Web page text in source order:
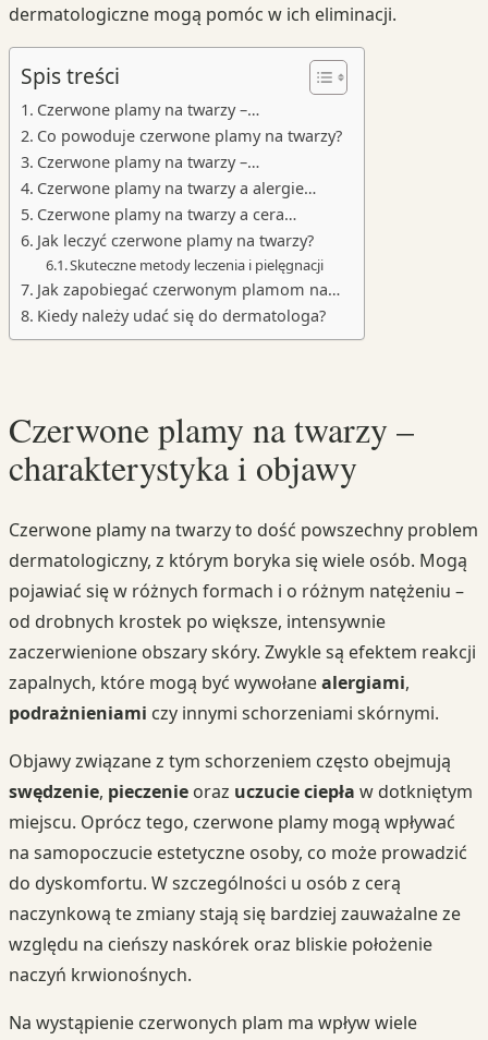
dermatologiczne mogą pomóc w ich eliminacji.
Spis treści
Czerwone plamy na twarzy –…
Co powoduje czerwone plamy na twarzy?
Czerwone plamy na twarzy –…
Czerwone plamy na twarzy a alergie…
Czerwone plamy na twarzy a cera…
Jak leczyć czerwone plamy na twarzy?
Skuteczne metody leczenia i pielęgnacji
Jak zapobiegać czerwonym plamom na…
Kiedy należy udać się do dermatologa?
Czerwone plamy na twarzy –
charakterystyka i objawy
Czerwone plamy na twarzy to dość powszechny problem
dermatologiczny, z którym boryka się wiele osób. Mogą
pojawiać się w różnych formach i o różnym natężeniu –
od drobnych krostek po większe, intensywnie
zaczerwienione obszary skóry. Zwykle są efektem reakcji
zapalnych, które mogą być wywołanealergiami,
podrażnieniami czy innymi schorzeniami skórnymi.
Objawy związane z tym schorzeniem często obejmują
swędzenie, pieczenie oraz uczucie ciepła w dotkniętym
miejscu. Oprócz tego, czerwone plamy mogą wpływać
na samopoczucie estetyczne osoby, co może prowadzić
do dyskomfortu. W szczególności u osób z cerą
naczynkową te zmiany stają się bardziej zauważalne ze
względu na cieńszy naskórek oraz bliskie położenie
naczyń krwionośnych.
Na wystąpienie czerwonych plam ma wpływ wiele